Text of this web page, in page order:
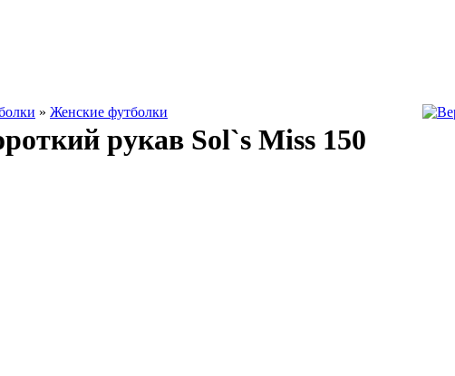
» Женские футболки
рукав Sol`s Miss 150